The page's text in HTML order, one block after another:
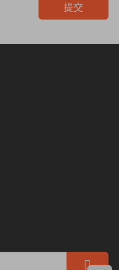
提交